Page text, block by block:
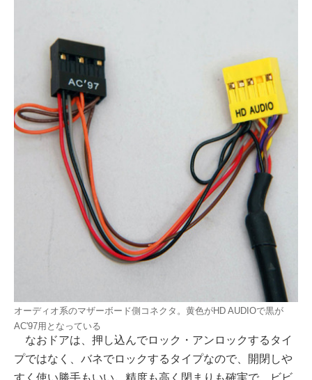
オーディオ系のマザーボード側コネクタ。黄色がHD AUDIOで黒が
AC'97用となっている
なおドアは、押し込んでロック・アンロックするタイ
プではなく、バネでロックするタイプなので、開閉しや
すく使い勝手もいい。精度も高く閉まりも確実で、ビビ